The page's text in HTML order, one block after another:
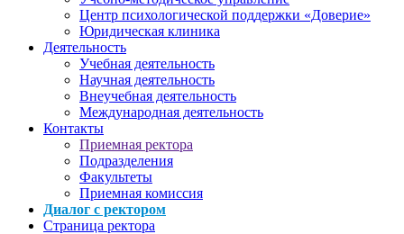
Центр психологической поддержки «Доверие»
Юридическая клиника
Деятельность
Учебная деятельность
Научная деятельность
Внеучебная деятельность
Международная деятельность
Контакты
Приемная ректора
Подразделения
Факультеты
Приемная комиссия
Диалог с ректором
Страница ректора